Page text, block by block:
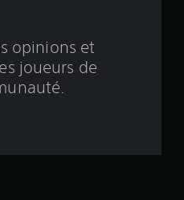
é
opinions et
joueurs de